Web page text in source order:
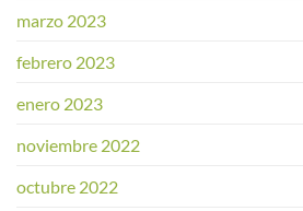
marzo 2023
febrero 2023
enero 2023
noviembre 2022
octubre 2022